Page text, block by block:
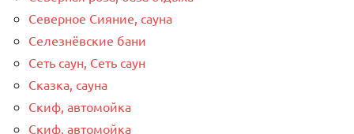
Северное Сияние, сауна
Селезнёвские бани
Сеть саун, Сеть саун
Сказка, сауна
Скиф, автомойка
Скиф, автомойка